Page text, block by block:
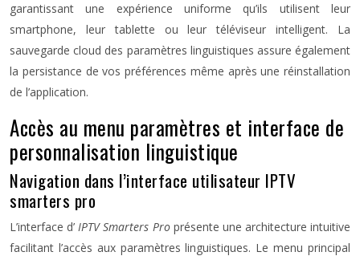
garantissant une expérience uniforme qu’ils utilisent leur
smartphone, leur tablette ou leur téléviseur intelligent. La
sauvegarde cloud des paramètres linguistiques assure également
la persistance de vos préférences même après une réinstallation
de l’application.
Accès au menu paramètres et interface de
personnalisation linguistique
Navigation dans l’interface utilisateur IPTV
smarters pro
L’interface d’IPTV Smarters Pro présente une architecture intuitive
facilitant l’accès aux paramètres linguistiques. Le menu principal